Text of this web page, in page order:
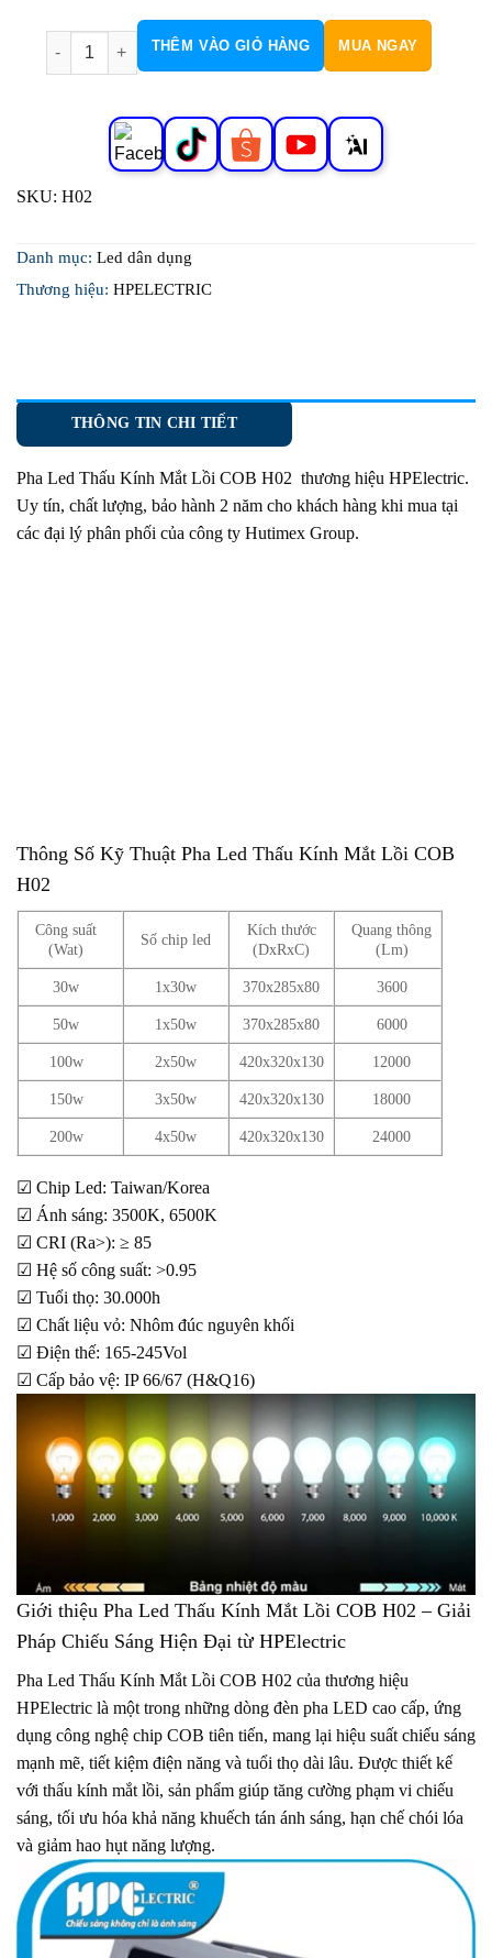
Pha Led Thấu Kính Mắt Lồi COB H02 số lượng
THÊM VÀO GIỎ HÀNG MUA NGAY
SKU: H02
Danh mục: Led dân dụng
Thương hiệu: HPELECTRIC
THÔNG TIN CHI TIẾT
Pha Led Thấu Kính Mắt Lồi COB H02 thương hiệu HPElectric.
Uy tín, chất lượng, bảo hành 2 năm cho khách hàng khi mua tại
các đại lý phân phối của công ty Hutimex Group.
Thông Số Kỹ Thuật Pha Led Thấu Kính Mắt Lồi COB
H02
Công suất
(Wat)
Số chip led
Kích thước
(DxRxC)
Quang thông
(Lm)
30w 1x30w 370x285x80 3600
50w 1x50w 370x285x80 6000
100w 2x50w 420x320x130 12000
150w 3x50w 420x320x130 18000
200w 4x50w 420x320x130 24000
☑ Chip Led: Taiwan/Korea
☑ Ánh sáng: 3500K, 6500K
☑ CRI (Ra>): ≥ 85
☑ Hệ số công suất: >0.95
☑ Tuổi thọ: 30.000h
☑ Chất liệu vỏ: Nhôm đúc nguyên khối
☑ Điện thế: 165-245Vol
☑ Cấp bảo vệ: IP 66/67 (H&Q16)
Giới thiệu Pha Led Thấu Kính Mắt Lồi COB H02 – Giải
Pháp Chiếu Sáng Hiện Đại từ HPElectric
Pha Led Thấu Kính Mắt Lồi COB H02 của thương hiệu
HPElectric là một trong những dòng đèn pha LED cao cấp, ứng
dụng công nghệ chip COB tiên tiến, mang lại hiệu suất chiếu sáng
mạnh mẽ, tiết kiệm điện năng và tuổi thọ dài lâu. Được thiết kế
với thấu kính mắt lồi, sản phẩm giúp tăng cường phạm vi chiếu
sáng, tối ưu hóa khả năng khuếch tán ánh sáng, hạn chế chói lóa
và giảm hao hụt năng lượng.